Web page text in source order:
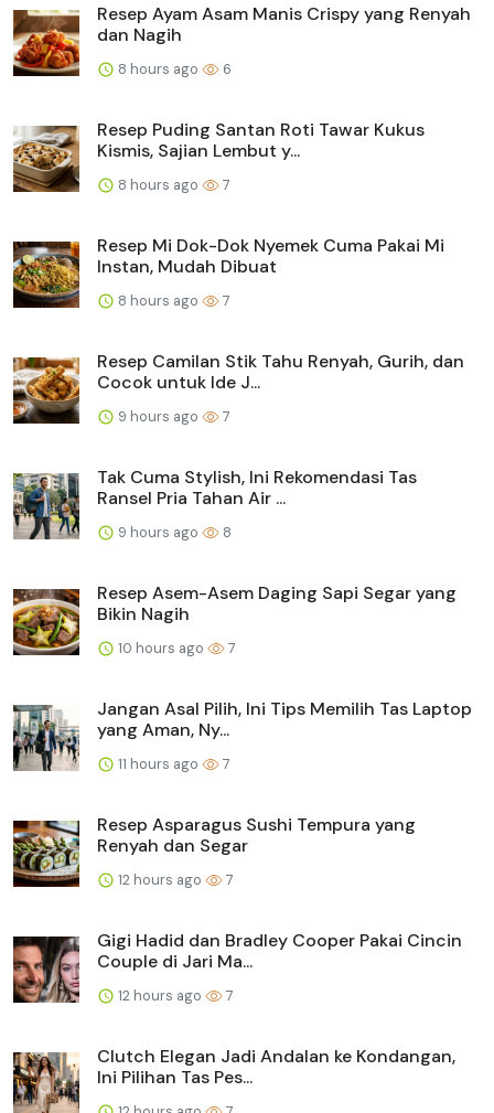
Resep Ayam Asam Manis Crispy yang Renyah
dan Nagih
8 hours ago 6
Resep Puding Santan Roti Tawar Kukus
Kismis, Sajian Lembut y...
8 hours ago 7
Resep Mi Dok-Dok Nyemek Cuma Pakai Mi
Instan, Mudah Dibuat
8 hours ago 7
Resep Camilan Stik Tahu Renyah, Gurih, dan
Cocok untuk Ide J...
9 hours ago 7
Tak Cuma Stylish, Ini Rekomendasi Tas
Ransel Pria Tahan Air ...
9 hours ago 8
Resep Asem-Asem Daging Sapi Segar yang
Bikin Nagih
10 hours ago 7
Jangan Asal Pilih, Ini Tips Memilih Tas Laptop
yang Aman, Ny...
11 hours ago 7
Resep Asparagus Sushi Tempura yang
Renyah dan Segar
12 hours ago 7
Gigi Hadid dan Bradley Cooper Pakai Cincin
Couple di Jari Ma...
12 hours ago 7
Clutch Elegan Jadi Andalan ke Kondangan,
Ini Pilihan Tas Pes...